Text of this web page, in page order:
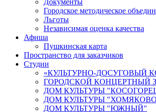
Городское методическое
Льготы
Независимая оценка качества
Афиша
Пушкинская карта
Пространство для заказчиков
Студии
«КУЛЬТУРНО-ДОСУГОВЫЙ
ГОРОДСКОЙ КОНЦЕРТНЫЙ
ДОМ КУЛЬТУРЫ
ДОМ КУЛЬТУРЫ
ДОМ КУЛЬТУРЫ "ЮЖНЫЙ"